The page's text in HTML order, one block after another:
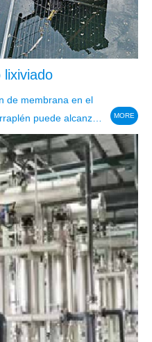
lixiviado
de membrana en el
puede alcanzar
MORE